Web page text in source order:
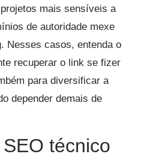
mais sensíveis a
de autoridade mexe
Nesses casos, entenda o
recuperar o link se fizer
para diversificar a
depender demais de
técnico